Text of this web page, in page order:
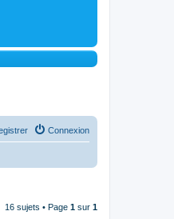
Connexion
16 sujets • Page 1 sur 1